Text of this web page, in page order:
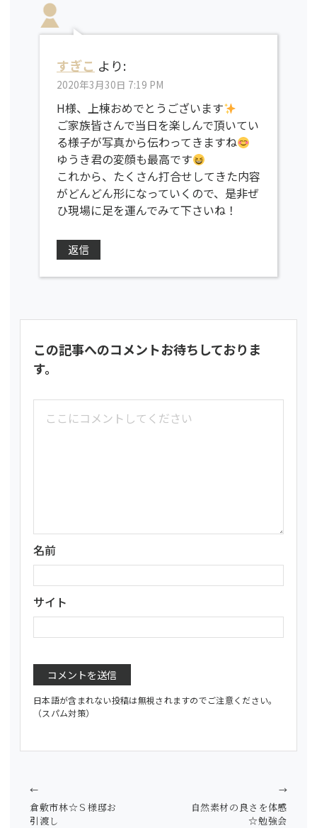
すぎこ より:
2020年3月30日 7:19 PM
H様、上棟おめでとうございます
ご家族皆さんで当日を楽しんで頂いてい
る様子が写真から伝わってきますね
ゆうき君の変顔も最高です
これから、たくさん打合せしてきた内容
がどんどん形になっていくので、是非ぜ
ひ現場に足を運んでみて下さいね！
返信
この記事へのコメントお待ちしておりま
す。
名前
サイト
日本語が含まれない投稿は無視されますのでご注意ください。
（スパム対策）
倉敷市林☆Ｓ様邸お
引渡し
←
自然素材の良さを体感
☆勉強会
→